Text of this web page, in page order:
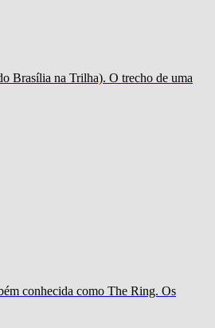
Brasília na Trilha). O trecho de uma
conhecida como The Ring. Os